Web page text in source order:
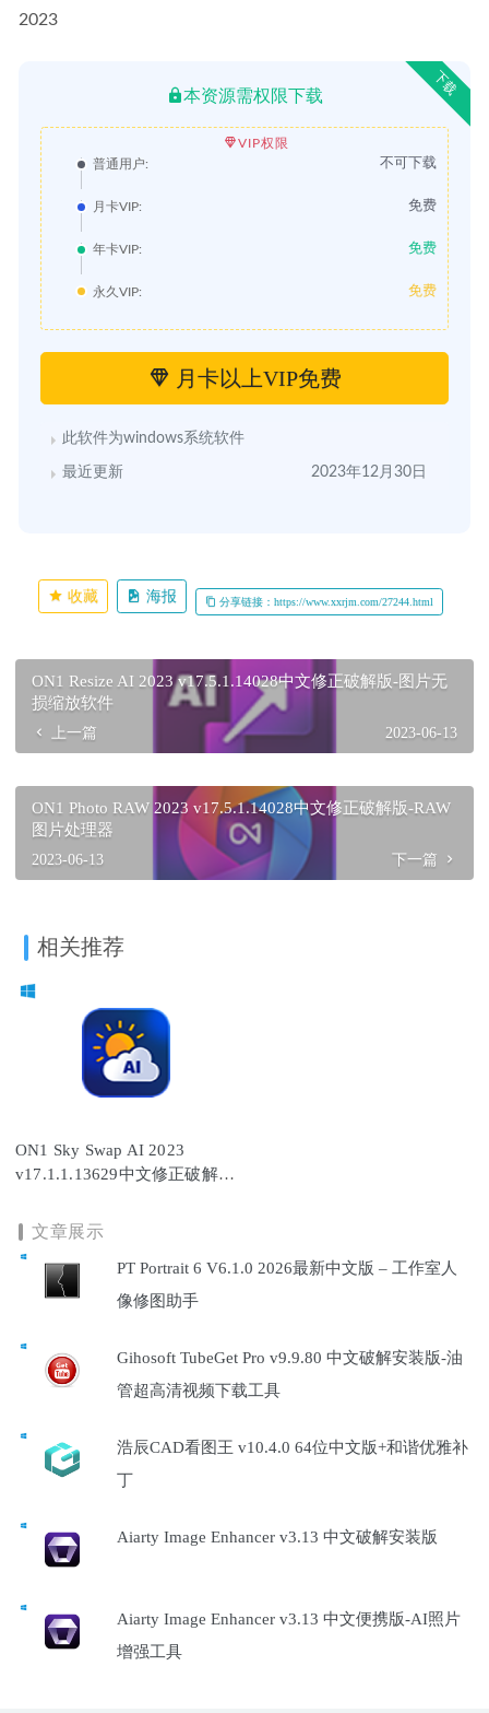
2023
下载
本资源需权限下载
VIP权限
普通用户:
不可下载
月卡VIP: 免费
年卡VIP: 免费
永久VIP: 免费
月卡以上VIP免费
此软件为windows系统软件
最近更新 2023年12月30日
收藏 海报 分享链接：https://www.xxrjm.com/27244.html
ON1 Resize AI 2023 v17.5.1.14028中文修正破解版-图片无
损缩放软件
上一篇 2023-06-13
ON1 Photo RAW 2023 v17.5.1.14028中文修正破解版-RAW
图片处理器
2023-06-13 下一篇
相关推荐
ON1 Sky Swap AI 2023
v17.1.1.13629中文修正破解
文章展示
PT Portrait 6 V6.1.0 2026最新中文版 – 工作室人
像修图助手
Gihosoft TubeGet Pro v9.9.80 中文破解安装版-油
管超高清视频下载工具
浩辰CAD看图王 v10.4.0 64位中文版+和谐优雅补
丁
Aiarty Image Enhancer v3.13 中文破解安装版
Aiarty Image Enhancer v3.13 中文便携版-AI照片
增强工具